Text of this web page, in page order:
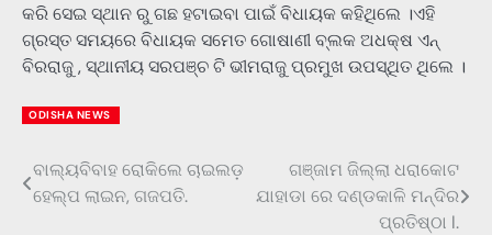
କରି ସେଇ ସ୍ଥାନ ରୁ ଗଛ ହଟାଇବା ପାଇଁ ବିଧାୟକ କହିଥିଲେ ।ଏହି
ଗ୍ରସ୍ତ ସମୟରେ ବିଧାୟକ ସମେତ ଗୋଷାଣୀ ବ୍ଲକ ଅଧକ୍ଷ ଏନ୍
ବିରରାଜୁ , ସ୍ଥାନୀୟ ସରପଞ୍ଚ ଟି ଭୀମରାଜୁ ପ୍ରମୁଖ ଉପସ୍ଥିତ ଥିଲେ ।
ODISHA NEWS
Post
navigation
ବାଲ୍ୟବିବାହ ରୋକିଲେ ଚାଇଲଡ଼
ହେଲ୍ପ ଲାଇନ, ଗଜପତି.
ଗଞ୍ଜାମ ଜିଲ୍ଲା ଧରାକୋଟ
ଯାହାଡା ରେ ଦଣ୍ଡକାଳି ମନ୍ଦିର
ପ୍ରତିଷ୍ଠା l.